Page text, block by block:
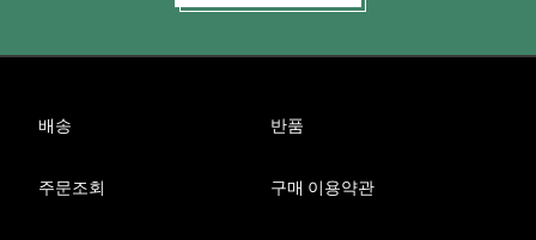
배송 반품
주문조회 구매 이용약관